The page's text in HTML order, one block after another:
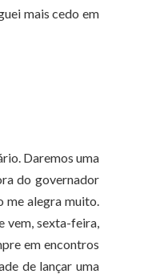
mais cedo em
Daremos uma
do governador
me alegra muito.
vem, sexta-feira,
em encontros
de lançar uma